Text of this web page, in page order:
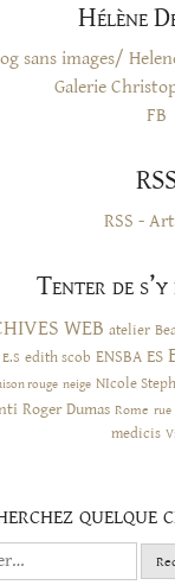
Hélène
sans images/
Galerie
FB
RSS -
Tenter de
WEB atelier
E.S edith scob ENSBA ES
rouge neige NIcole
Roger Dumas Rome rue
medicis
quelque